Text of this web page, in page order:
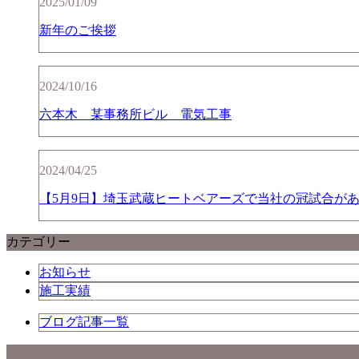
新年のご挨拶
2024/10/16
六本木 某事務所ビル 電気工事
2024/04/25
【5月9日】埼玉武蔵ヒートベアーズで当社の冠試合が
カテゴリー
お知らせ
施工実績
ブログ記事一覧